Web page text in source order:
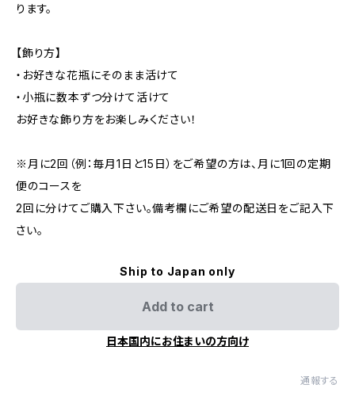
ります。
【飾り方】
・お好きな花瓶にそのまま活けて
・小瓶に数本ずつ分けて活けて
お好きな飾り方をお楽しみください！
※月に2回（例：毎月1日と15日）をご希望の方は、月に1回の定期
便のコースを
2回に分けてご購入下さい。備考欄にご希望の配送日をご記入下
さい。
Ship to Japan only
Add to cart
日本国内にお住まいの方向け
通報する